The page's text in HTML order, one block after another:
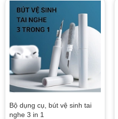
Bộ dụng cụ, bút vệ sinh tai
nghe 3 in 1